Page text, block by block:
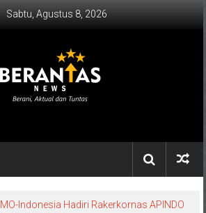
Sabtu, Agustus 8, 2026
IMO-Indonesia Hadiri Rakerkornas APINDO